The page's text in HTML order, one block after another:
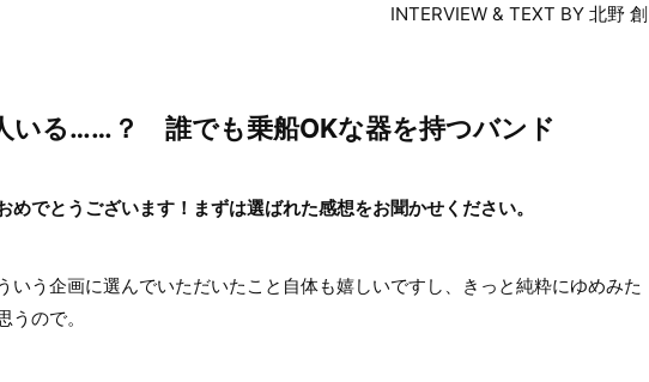
INTERVIEW & TEXT BY 北野 創
いる……？ 誰でも乗船OKな器を持つバンド
でとうございます！まずは選ばれた感想をお聞かせください。
う企画に選んでいただいたこと自体も嬉しいですし、きっと純粋にゆめみた
ので。